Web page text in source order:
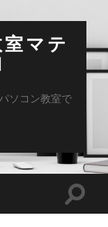
マテ
ソコン教室で